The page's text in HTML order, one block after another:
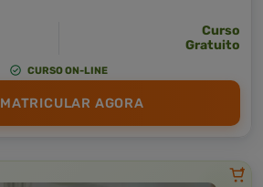
Curso
Gratuito
CURSO ON-LINE
MATRICULAR AGORA